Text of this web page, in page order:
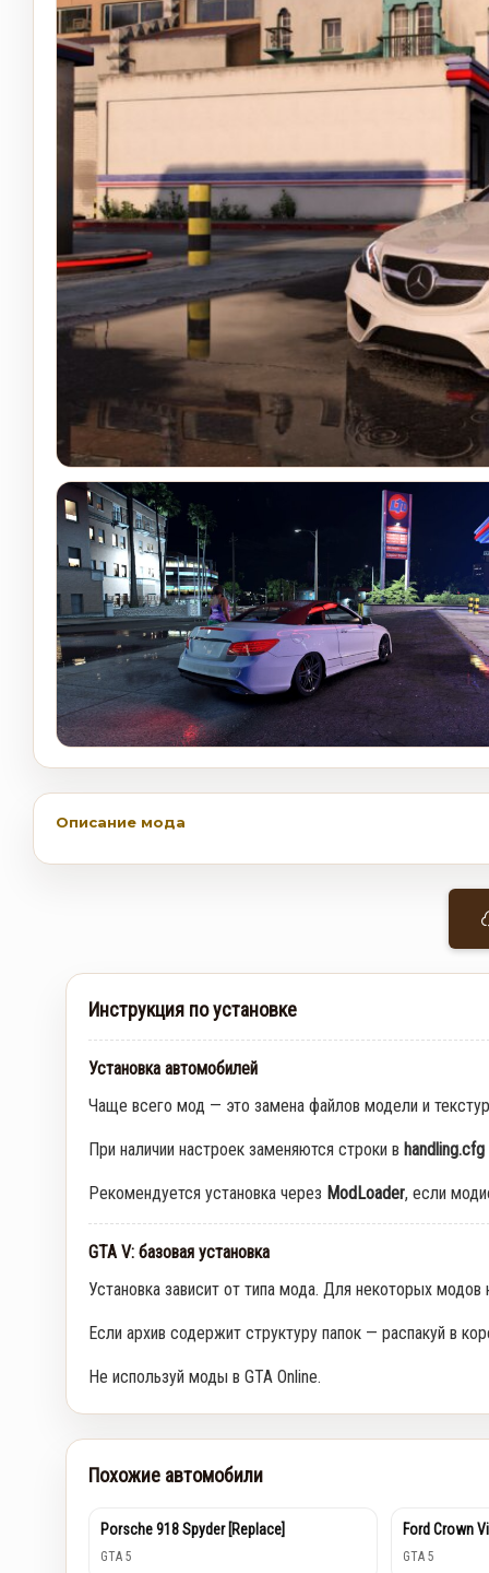
Описание мода
Инструкция по установке
Установка автомобилей
Чаще всего мод — это замена файлов модели и
При наличии настроек заменяются строки в handling.cfg
Рекомендуется установка через ModLoader, если
GTA V: базовая установка
Установка зависит от типа мода. Для некоторых
Если архив содержит структуру папок — распакуй в
Не используй моды в GTA Online.
Похожие автомобили
Porsche 918 Spyder [Replace]
GTA 5
Ford Crown
GTA 5